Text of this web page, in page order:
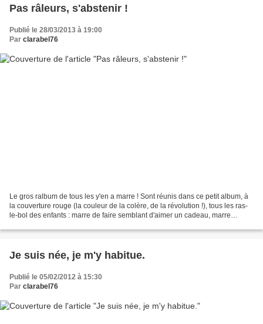
Pas râleurs, s'abstenir !
Publié le 28/03/2013 à 19:00
Par clarabel76
Le gros ralbum de tous les y'en a marre ! Sont réunis dans ce petit album, à
la couverture rouge (la couleur de la colère, de la révolution !), tous les ras-
le-bol des enfants : marre de faire semblant d'aimer un cadeau, marre
Je suis née, je m'y habitue.
Publié le 05/02/2012 à 15:30
Par clarabel76